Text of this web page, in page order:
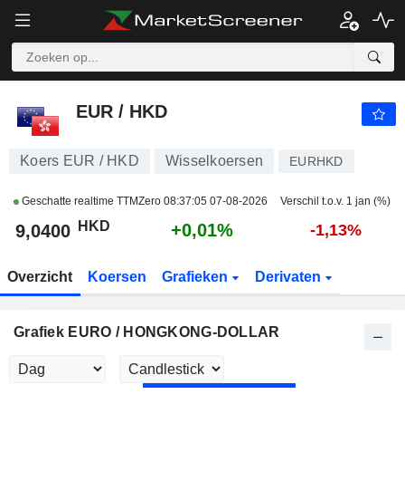
EUR / HKD
EUR / HKD
Koers EUR / HKD Wisselkoersen EURHKD
Geschatte realtime TTMZero 08:37:05 07-08-2026 Verschil t.o.v. 1 jan (%)
9,0400 HKD +0,01% -1,13%
Overzicht Koersen Grafieken Derivaten
Grafiek EURO / HONGKONG-DOLLAR